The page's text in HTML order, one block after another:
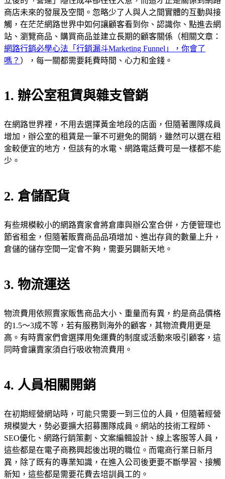
商店未來的發展及空間。忽略少了人與人之間實體的互動與接
觸，在茫茫網路世界中如何讓顧客看到你、認識你、點進去網
站、瀏覽商品、購買商品並建立長期的顧客關係（相關文章：
網路行銷必學心法「行銷漏斗Marketing Funnel」，你會了
嗎？ ），每一關都需要耗費時間、心力和金錢。
1. 辦公室租賃與雜支管銷
在網路世界裡，不用去選擇黃金地段的店面，但隨著團隊成員
增加，辦公室的租賃是一筆不可避免的開銷，雖然可以選在租
金較便宜的地方，但該有的水電、網路電話費可是一樣都不能
少。
2. 倉儲配貨
有些規模較小的網路賣家會將倉庫與辦公室合併，方便管理也
節省租金，但隨著販賣商品品項增加、進出存貨的數量上升，
倉儲的儲存空間一定會不夠，需要另闢新天地。
3. 物流運送
物流費用依照賣家販售商品大小、重量而有異，約是商品價格
的1.5～3成不等，若有服務到海外的顧客，其物流費用更是
高。有時賣家們會選擇用免運費的制度或活動來吸引顧客，這
同時會讓賣家須自行吸收物流費用。
4. 人員相關開銷
在初期經營網站時，可能只需要一到三位的人員，但隨著經營
規模變大，勢必要擴大招募團隊成員。網站的技術工程師、
SEO優化、網路行銷策劃、文案編輯設計、線上客服等人員，
這些都是在電子商務興起後出現的職位。而電商行業日新月
異，除了既有的專業知識，在進入公司後更要不斷學習、接觸
新知，這些都是需要花費去培訓員工的。